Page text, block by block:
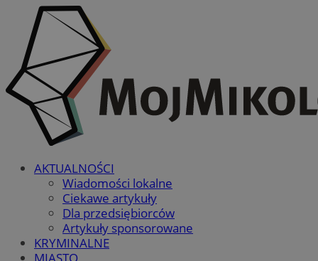
AKTUALNOŚCI
Wiadomości lokalne
Ciekawe artykuły
Dla przedsiębiorców
Artykuły sponsorowane
KRYMINALNE